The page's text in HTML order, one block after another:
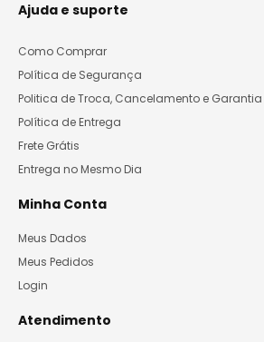
Ajuda e suporte
Como Comprar
Política de Segurança
Politica de Troca, Cancelamento e Garantia
Política de Entrega
Frete Grátis
Entrega no Mesmo Dia
Minha Conta
Meus Dados
Meus Pedidos
Login
Atendimento